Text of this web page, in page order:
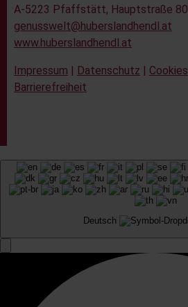
A-5223 Pfaffstätt, Hauptstraße 80
genusswelt@huberslandhendl.at
www.huberslandhendl.at
Impressum | Datenschutz | Cookies
Barrierefreiheit
Deutsch